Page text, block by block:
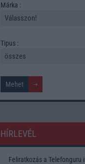
Márka :
Tipus :
HÍRLEVÉL
Feliratkozás a Telefonguru